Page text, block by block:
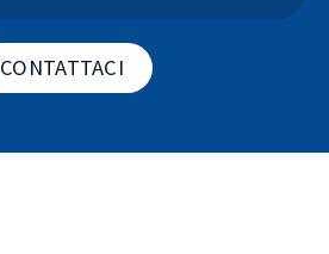
CONTATTACI